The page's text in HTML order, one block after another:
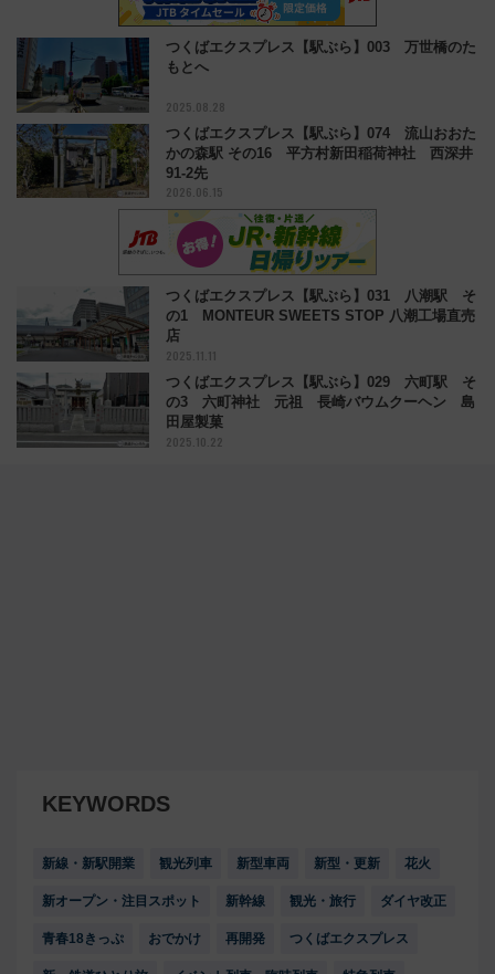
つくばエクスプレス【駅ぶら】003 万世橋のた
もとへ
2025.08.28
つくばエクスプレス【駅ぶら】074 流山おおた
かの森駅 その16 平方村新田稲荷神社 西深井
91-2先
2026.06.15
つくばエクスプレス【駅ぶら】031 八潮駅 そ
の1 MONTEUR SWEETS STOP 八潮工場直売
店
2025.11.11
つくばエクスプレス【駅ぶら】029 六町駅 そ
の3 六町神社 元祖 長崎バウムクーヘン 島
田屋製菓
2025.10.22
KEYWORDS
新線・新駅開業 観光列車 新型車両 新型・更新 花火
新オープン・注目スポット 新幹線 観光・旅行 ダイヤ改正
青春18きっぷ おでかけ 再開発 つくばエクスプレス